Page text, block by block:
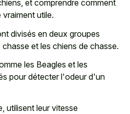
et comprendre comment
utile.
divisés en deux groupes
et les chiens de chasse.
les Beagles et les
pour détecter l'odeur d'un
utilisent leur vitesse